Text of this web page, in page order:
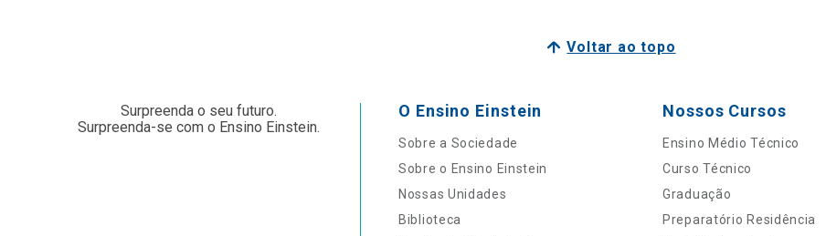
Voltar ao topo
Surpreenda o seu futuro.
Surpreenda-se com o Ensino Einstein.
O Ensino Einstein
Sobre a Sociedade
Sobre o Ensino Einstein
Nossas Unidades
Biblioteca
Nossos Cursos
Ensino Médio Técnico
Curso Técnico
Graduação
Preparatório Residência